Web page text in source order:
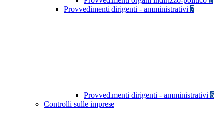
Provvedimenti dirigenti - amministrativi 7
Provvedimenti dirigenti - amministrativi 6
Controlli sulle imprese